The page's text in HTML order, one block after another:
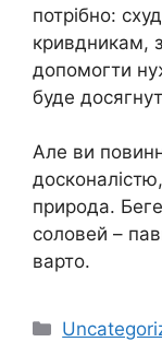
потрібно:
кривдникам,
допомогти
буде
Але ви
природа.
соловей –
варто.
Категорії